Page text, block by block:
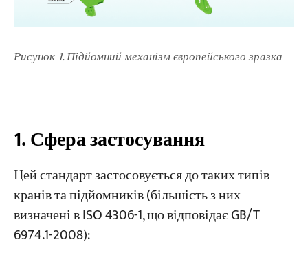
Рисунок 1. Підйомний механізм європейського зразка
1. Сфера застосування
Цей стандарт застосовується до таких типів
кранів та підйомників (більшість з них
визначені в ISO 4306-1, що відповідає GB/T
6974.1-2008):